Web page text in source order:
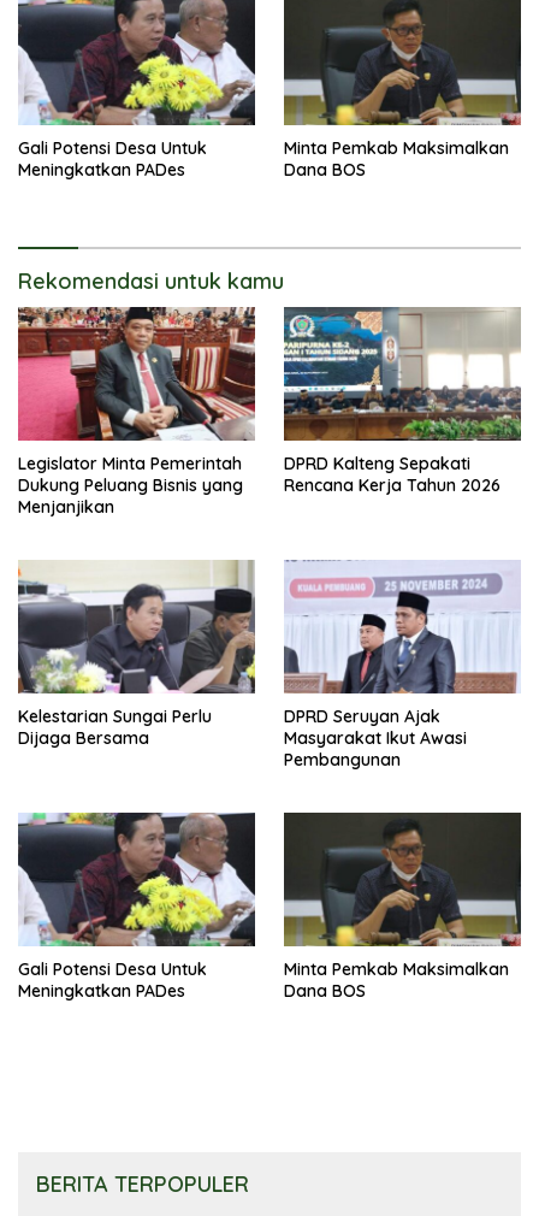
Gali Potensi Desa Untuk
Meningkatkan PADes
Minta Pemkab Maksimalkan
Dana BOS
Rekomendasi untuk kamu
Legislator Minta Pemerintah
Dukung Peluang Bisnis yang
Menjanjikan
DPRD Kalteng Sepakati
Rencana Kerja Tahun 2026
Kelestarian Sungai Perlu
Dijaga Bersama
DPRD Seruyan Ajak
Masyarakat Ikut Awasi
Pembangunan
Gali Potensi Desa Untuk
Meningkatkan PADes
Minta Pemkab Maksimalkan
Dana BOS
BERITA TERPOPULER